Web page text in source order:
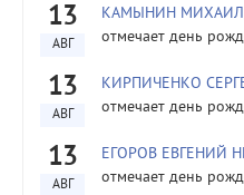
13
АВГ
КАМЫНИН
отмечает день
13
АВГ
КИРПИЧЕНКО
отмечает день
13
АВГ
ЕГОРОВ ЕВГЕНИЙ
отмечает день